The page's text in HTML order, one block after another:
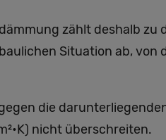
zählt deshalb zu
Situation ab, von
die
nicht überschreiten.